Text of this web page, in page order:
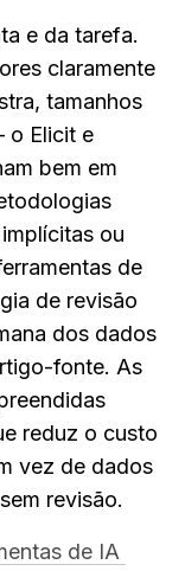
e da tarefa.
claramente
tamanhos
o Elicit e
bem em
ou
de
de revisão
dos dados
fonte. As
reduz o custo
vez de dados
revisão.
de IA